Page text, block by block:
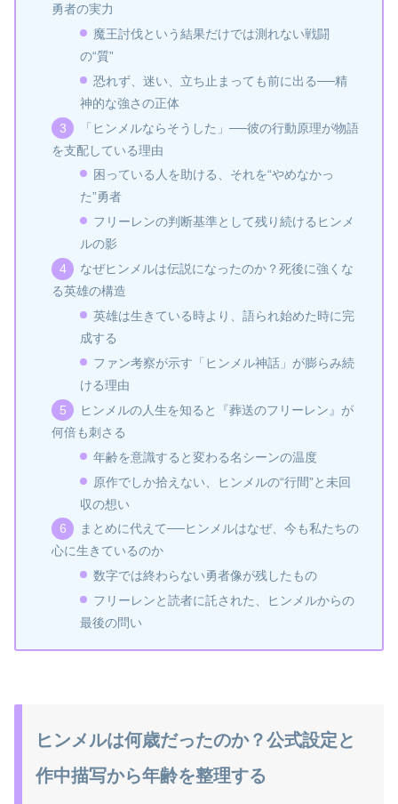
勇者の実力
魔王討伐という結果だけでは測れない戦闘
の“質”
恐れず、迷い、立ち止まっても前に出る──精
神的な強さの正体
「ヒンメルならそうした」──彼の行動原理が物語
を支配している理由
困っている人を助ける、それを“やめなかっ
た”勇者
フリーレンの判断基準として残り続けるヒンメ
ルの影
なぜヒンメルは伝説になったのか？死後に強くな
る英雄の構造
英雄は生きている時より、語られ始めた時に完
成する
ファン考察が示す「ヒンメル神話」が膨らみ続
ける理由
ヒンメルの人生を知ると『葬送のフリーレン』が
何倍も刺さる
年齢を意識すると変わる名シーンの温度
原作でしか拾えない、ヒンメルの“行間”と未回
収の想い
まとめに代えて──ヒンメルはなぜ、今も私たちの
心に生きているのか
数字では終わらない勇者像が残したもの
フリーレンと読者に託された、ヒンメルからの
最後の問い
ヒンメルは何歳だったのか？公式設定と
作中描写から年齢を整理する